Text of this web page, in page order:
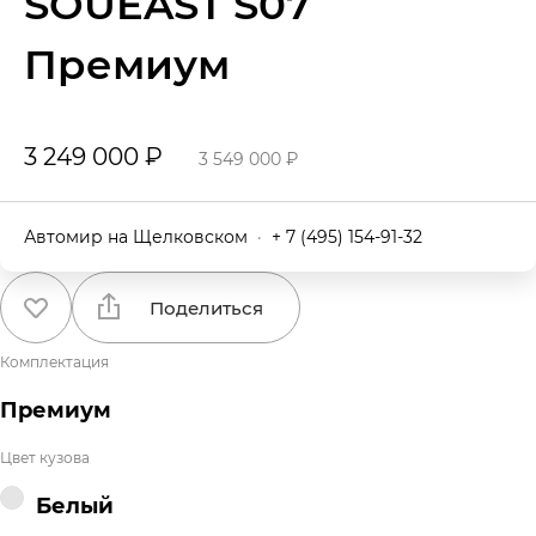
Премиум
3 249 000 ₽ 3 549 000 ₽
Автомир на Щелковском · + 7 (495) 154-91-32
Поделиться
Комплектация
Премиум
Цвет кузова
Белый